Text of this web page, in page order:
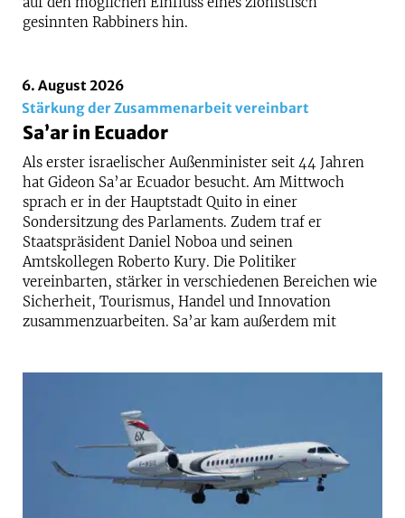
gesinnten Rabbiners hin.
6. August 2026
Stärkung der Zusammenarbeit vereinbart
Sa’ar in Ecuador
Als erster israelischer Außenminister seit 44 Jahren
hat Gideon Sa’ar Ecuador besucht. Am Mittwoch
sprach er in der Hauptstadt Quito in einer
Sondersitzung des Parlaments. Zudem traf er
Staatspräsident Daniel Noboa und seinen
Amtskollegen Roberto Kury. Die Politiker
vereinbarten, stärker in verschiedenen Bereichen wie
Sicherheit, Tourismus, Handel und Innovation
zusammenzuarbeiten. Sa’ar kam außerdem mit